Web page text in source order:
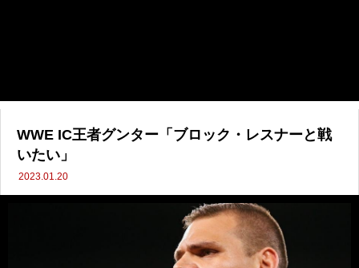
WWE IC王者グンター「ブロック・レスナーと戦
いたい」
2023.01.20